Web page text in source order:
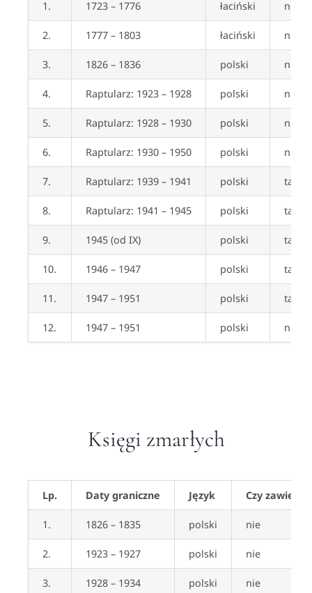
1. 1723 – 1776 łaciński nie
2. 1777 – 1803 łaciński nie
3. 1826 – 1836 polski nie
4. Raptularz: 1923 – 1928 polski nie
5. Raptularz: 1928 – 1930 polski nie
6. Raptularz: 1930 – 1950 polski nie
7. Raptularz: 1939 – 1941 polski tak
8. Raptularz: 1941 – 1945 polski tak
9. 1945 (od IX) polski tak
10. 1946 – 1947 polski tak
11. 1947 – 1951 polski tak
12. 1947 – 1951 polski nie
Księgi zmarłych
Lp. Daty graniczne Język Czy zawiera
1. 1826 – 1835 polski nie
2. 1923 – 1927 polski nie
3. 1928 – 1934 polski nie